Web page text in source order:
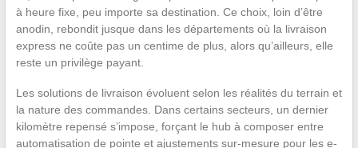
à heure fixe, peu importe sa destination. Ce choix, loin d’être
anodin, rebondit jusque dans les départements où la livraison
express ne coûte pas un centime de plus, alors qu’ailleurs, elle
reste un privilège payant.
Les solutions de livraison évoluent selon les réalités du terrain et
la nature des commandes. Dans certains secteurs, un dernier
kilomètre repensé s’impose, forçant le hub à composer entre
automatisation de pointe et ajustements sur-mesure pour les e-